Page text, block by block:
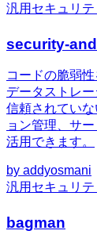
汎用 セキュリテ
security-
コードの脆弱
データストレ
信頼されてい
ョン管理、サ
活用できます。
by addyosmani
汎用 セキュリテ
bagman